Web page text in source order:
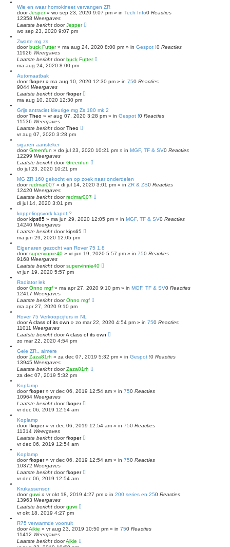
Wie en waar homokineet vervangen ZR
doorJesper» wo sep 23, 2020 9:07 pm » in Tech Info0 Reacties
12358 Weergaves
Laatste bericht doorJesper
wo sep 23, 2020 9:07 pm
Zwarte mg zs
doorbuck Futter» ma aug 24, 2020 8:00 pm » in Gespot !0 Reacties
11926 Weergaves
Laatste bericht doorbuck Futter
ma aug 24, 2020 8:00 pm
Automaatbak
doorfkoper» ma aug 10, 2020 12:30 pm » in 750 Reacties
9044 Weergaves
Laatste bericht doorfkoper
ma aug 10, 2020 12:30 pm
Grijs antraciet kleurige mg Zs 180 mk 2
doorTheo » vr aug 07, 2020 3:28 pm » in Gespot !0 Reacties
11536 Weergaves
Laatste bericht doorTheo
vr aug 07, 2020 3:28 pm
sigaren aansteker
doorGreenfun » do jul 23, 2020 10:21 pm » in MGF, TF & SV0 Reacties
12299 Weergaves
Laatste bericht doorGreenfun
do jul 23, 2020 10:21 pm
MG ZR 160 gekocht en op zoek naar onderdelen
doorredmar007 » di jul 14, 2020 3:01 pm » in ZR & ZS0 Reacties
12420 Weergaves
Laatste bericht doorredmar007
di jul 14, 2020 3:01 pm
koppelingsvork kapot ?
doorkips65 » ma jun 29, 2020 12:05 pm » in MGF, TF & SV0 Reacties
14240 Weergaves
Laatste bericht doorkips65
ma jun 29, 2020 12:05 pm
Eigenaren gezocht van Rover 75 1.8
doorsupervinnie40 » vr jun 19, 2020 5:57 pm » in 750 Reacties
9168 Weergaves
Laatste bericht doorsupervinnie40
vr jun 19, 2020 5:57 pm
Radiator lek
doorOnno mgf » ma apr 27, 2020 9:10 pm » in MGF, TF & SV0 Reacties
12417 Weergaves
Laatste bericht doorOnno mgf
ma apr 27, 2020 9:10 pm
Rover 75 Verkoopcijfers in NL
doorA class of its own » zo mar 22, 2020 4:54 pm » in 750 Reacties
11011 Weergaves
Laatste bericht doorA class of its own
zo mar 22, 2020 4:54 pm
Gele ZR.. almere
doorZaza81rh » za dec 07, 2019 5:32 pm » in Gespot !0 Reacties
13945 Weergaves
Laatste bericht doorZaza81rh
za dec 07, 2019 5:32 pm
Koplamp
doorfkoper» vr dec 06, 2019 12:54 am » in 750 Reacties
10964 Weergaves
Laatste bericht doorfkoper
vr dec 06, 2019 12:54 am
Koplamp
doorfkoper» vr dec 06, 2019 12:54 am » in 750 Reacties
11314 Weergaves
Laatste bericht doorfkoper
vr dec 06, 2019 12:54 am
Koplamp
doorfkoper» vr dec 06, 2019 12:54 am » in 750 Reacties
10372 Weergaves
Laatste bericht doorfkoper
vr dec 06, 2019 12:54 am
Krukassensor
doorguwi » vr okt 18, 2019 4:27 pm » in 200 series en 250 Reacties
13963 Weergaves
Laatste bericht doorguwi
vr okt 18, 2019 4:27 pm
R75 verwarmde voorruit
doorAikie » vr aug 23, 2019 10:50 pm » in 750 Reacties
11412 Weergaves
Laatste bericht doorAikie